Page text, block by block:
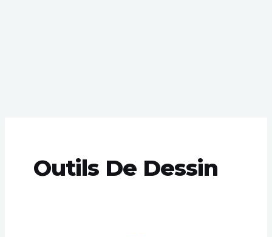
Outils De Dessin